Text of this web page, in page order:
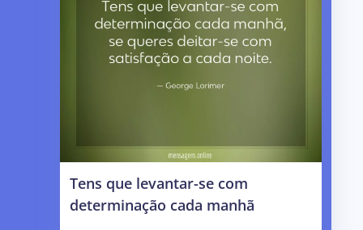
Tens que levantar-se com
determinação cada manhã